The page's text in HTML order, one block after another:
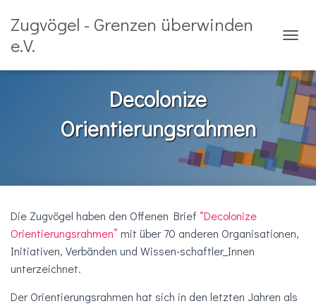
Zugvögel - Grenzen überwinden
e.V.
V
G
A
T
I
N
U
H
N
Decolonize
Orientierungsrahmen
Die Zugvögel haben den Offenen Brief “Decolonize
Orientierungsrahmen” mit über 70 anderen Organisationen,
Initiativen, Verbänden und Wissen-schaftler_Innen
unterzeichnet.
Der Orientierungsrahmen hat sich in den letzten Jahren als